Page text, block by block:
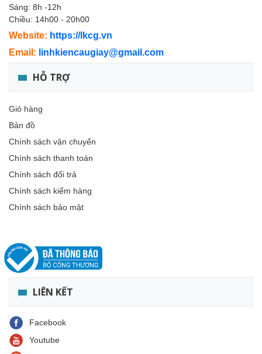
Sáng: 8h -12h
Chiều: 14h00 - 20h00
Website: https://lkcg.vn
Email: linhkiencaugiay@gmail.com
HỖ TRỢ
Giỏ hàng
Bản đồ
Chính sách vận chuyển
Chính sách thanh toán
Chính sách đổi trả
Chính sách kiểm hàng
Chính sách bảo mật
LIÊN KẾT
Facebook
Youtube